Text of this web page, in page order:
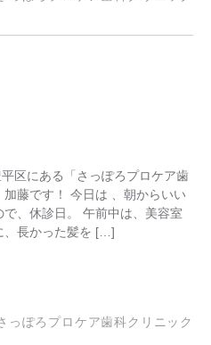
区にある「さっぽろプロケア歯
藤です！ 今日は 、朝からいい
、休診日。 午前中は、美容室
、長かった髪を […]
っぽろプロケア歯科クリニック